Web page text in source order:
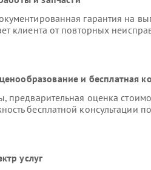
гарантия на
клиента от повторных
и бесплатная
предварительная оценка
бесплатной консультации
услуг